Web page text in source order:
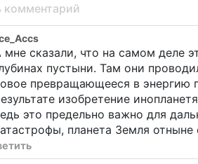
комментарий
мне сказали, что на самом деле
пустыни. Там они
превращающееся в энергию
изобретение
это предельно важно для
планета Земля